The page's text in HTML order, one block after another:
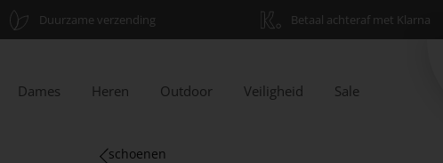
Duurzame verzending Betaal achteraf met Klarna
Dames Heren Outdoor Veiligheid Sale
schoenen